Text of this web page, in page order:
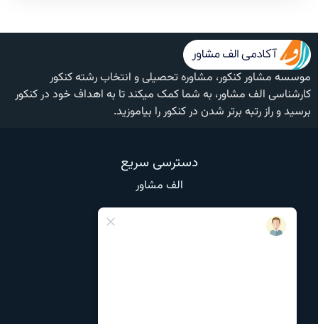
موسسه مشاور کنکور، مشاوره تحصیلی و انتخاب رشته کنکور
کارشناسی الف مشاور، به شما کمک میکند تا به اهداف خود در کنکور
برسید و راز رتبه برتر شدن در کنکور را بیاموزید.
دسترسی سریع
الف مشاور